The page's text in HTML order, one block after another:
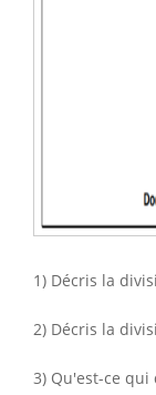
1) Décris la
2) Décris la
3) Qu'est-ce